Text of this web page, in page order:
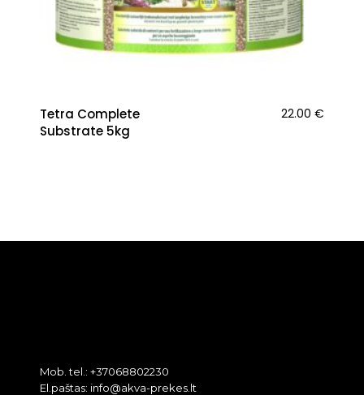
Tetra Complete
Substrate 5kg
22.00 €
Mob. tel.: +37068802230
El.paštas: info@akva-prekes.lt